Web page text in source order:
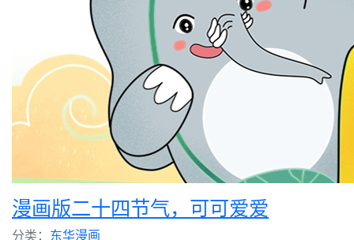
漫画版二十四节气，可可爱爱
分类： 东华漫画